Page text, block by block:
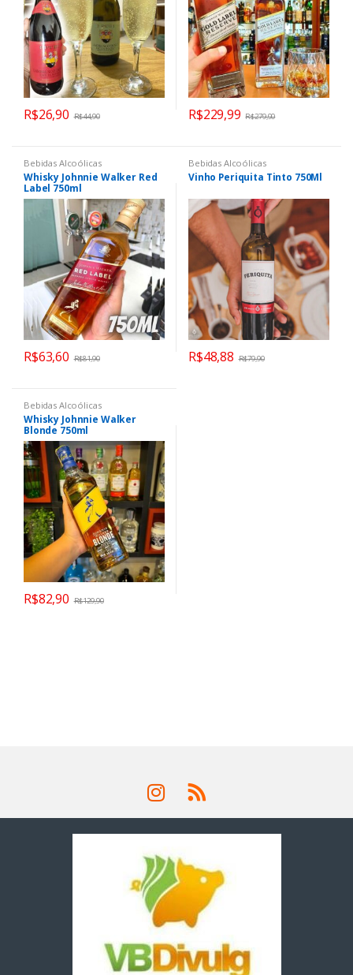
R$26,90 R$44,90 R$229,99 R$279,90
Bebidas Alcoólicas
Whisky Johnnie Walker Red
Label 750ml
R$63,60 R$81,90
Bebidas Alcoólicas
Vinho Periquita Tinto 750Ml
R$48,88 R$79,90
Bebidas Alcoólicas
Whisky Johnnie Walker
Blonde 750ml
R$82,90 R$129,90